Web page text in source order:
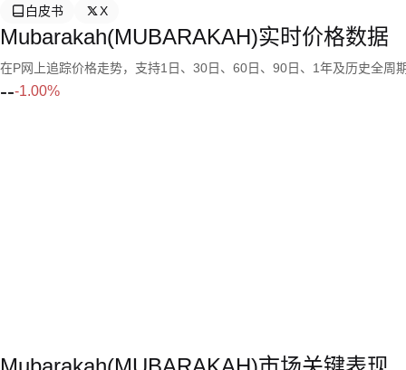
白皮书
X
Mubarakah(MUBARAKAH)实时价格数据
在P网上追踪价格走势，支持1日、30日、60日、90日、1年及历史全周
---1.00%